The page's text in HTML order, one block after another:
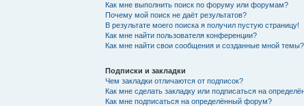
Как мне выполнить поиск по форуму или форумам?
Почему мой поиск не даёт результатов?
В результате моего поиска я получил пустую страницу!
Как мне найти пользователя конференции?
Как мне найти свои сообщения и созданные мной темы?
Подписки и закладки
Чем закладки отличаются от подписок?
Как мне сделать закладку или подписаться на
Как мне подписаться на определённый форум?